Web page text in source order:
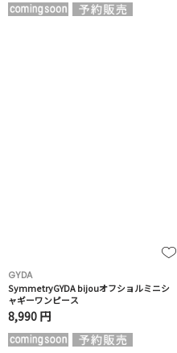
GYDA
SymmetryGYDA bijouオフショルミニシ
ャギーワンピース
8,990 円